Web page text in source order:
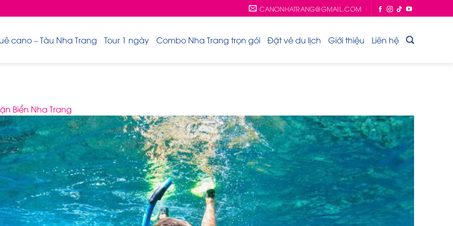
CANONHATRANG@GMAIL.COM
cano – Tàu Nha Trang Tour 1 ngày Combo Nha Trang trọn gói Đặt vé du lịch Giới thiệu Liên hệ
Biển Nha Trang